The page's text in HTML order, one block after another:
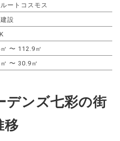
ルートコスモス
設
〜 112.9㎡
〜 30.9㎡
デンズ七彩の街
移